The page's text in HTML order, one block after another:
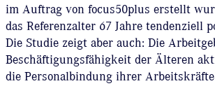
im Auftrag von focus50plus erstellt
das Referenzalter 67 Jahre tendenziell
Die Studie zeigt aber auch: Die
Beschäftigungsfähigkeit der Älteren
die Personalbindung ihrer